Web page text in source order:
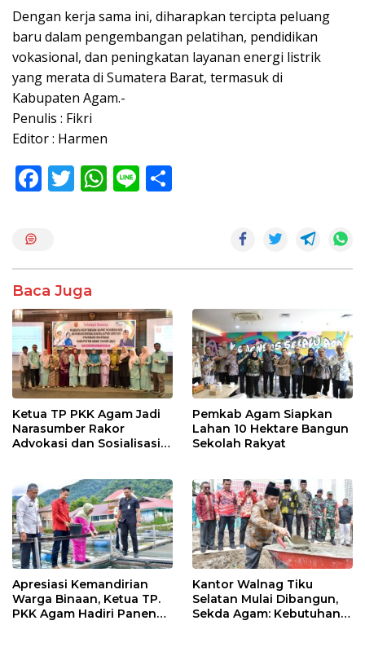
Dengan kerja sama ini, diharapkan tercipta peluang
baru dalam pengembangan pelatihan, pendidikan
vokasional, dan peningkatan layanan energi listrik
yang merata di Sumatera Barat, termasuk di
Kabupaten Agam.-
Penulis : Fikri
Editor : Harmen
F
o
o
k
T W
p
p
Li
Baca Juga
Ketua TP PKK Agam Jadi
Narasumber Rakor
Advokasi dan Sosialisasi
Pemkab Agam Siapkan
Lahan 10 Hektare Bangun
Sekolah Rakyat
Apresiasi Kemandirian
Warga Binaan, Ketua TP.
PKK Agam Hadiri Panen
Kantor Walnag Tiku
Selatan Mulai Dibangun,
Sekda Agam: Kebutuhan